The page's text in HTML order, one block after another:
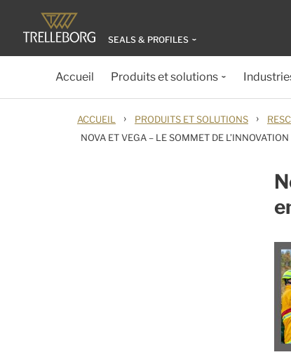
SEALS & PROFILES
Accueil Produits et solutions
ACCUEIL › PRODUITS ET SOLUTIONS ›
NOVA ET VEGA – LE SOMMET DE